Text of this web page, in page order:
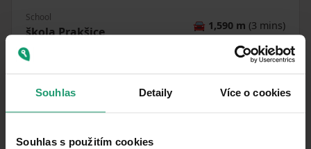
Souhlas Detaily Více o cookies
Souhlas s použitím cookies
School
škola Prakšice 🚘 1,590 m (3 mins)
Kindergarden
MŠ Drslavice (16 mins)
Sports field 824 m(10 mins)